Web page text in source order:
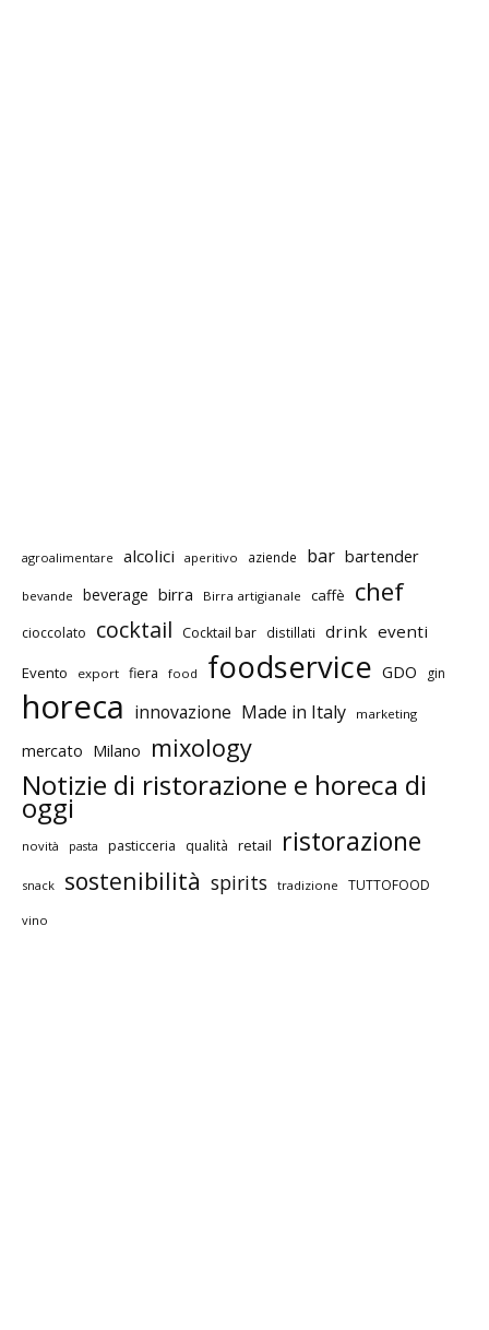
agroalimentare alcolici aperitivo aziende bar bartender
bevande beverage birra Birra artigianale caffè chef
cioccolato cocktail Cocktail bar distillati drink eventi
Evento export fiera food foodservice GDO gin
horeca innovazione Made in Italy marketing
mercato Milano mixology
Notizie di ristorazione e horeca di
oggi
novità pasta pasticceria qualità retail ristorazione
snack sostenibilità spirits tradizione TUTTOFOOD
vino